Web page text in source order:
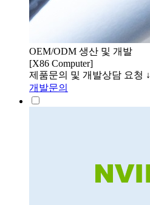
OEM/ODM 생산 및 개발
[X86 Computer]
제품문의 및 개발상담 요청 ↓
개발문의